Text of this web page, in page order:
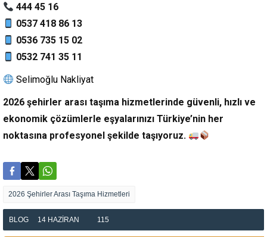
444 45 16
0537 418 86 13
0536 735 15 02
0532 741 35 11
Selimoğlu Nakliyat
2026 şehirler arası taşıma hizmetlerinde güvenli, hızlı ve
ekonomik çözümlerle eşyalarınızı Türkiye’nin her
noktasına profesyonel şekilde taşıyoruz.
2026 Şehirler Arası Taşıma Hizmetleri
BLOG 14 HAZIRAN 115